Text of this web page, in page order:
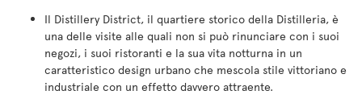
Il Distillery District, il quartiere storico della Distilleria, è
una delle visite alle quali non si può rinunciare con i suoi
negozi, i suoi ristoranti e la sua vita notturna in un
caratteristico design urbano che mescola stile vittoriano e
industriale con un effetto davvero attraente.